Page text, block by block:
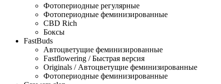
Фотопериодные регулярные
Фотопериодные феминизированные
CBD Rich
Боксы
FastBuds
Автоцветущие феминизированные
Fastflowering / Быстрая версия
Originals / Автоцветущие феминизированные
Фотопериодные феминизированные